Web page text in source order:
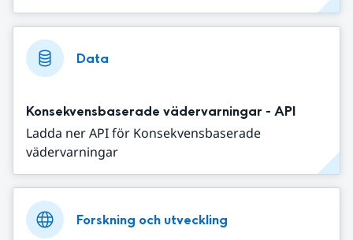
Data
Konsekvensbaserade vädervarningar - API
Ladda ner API för Konsekvensbaserade
vädervarningar
Forskning och utveckling